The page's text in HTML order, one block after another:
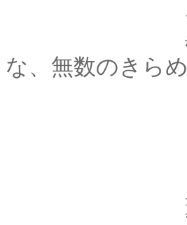
見上げると
黒いびろう
な、無数のきらめ
「･･････
「ほん
薫の言うと